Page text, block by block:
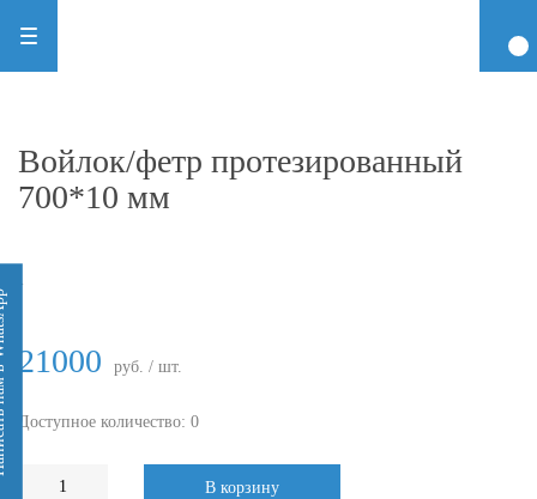
Войлок/фетр протезированный
700*10 мм
21000 руб. / шт.
Доступное количество: 0
В корзину